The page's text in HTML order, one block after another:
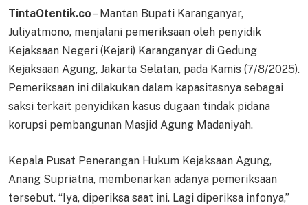
TintaOtentik.co – Mantan Bupati Karanganyar,
Juliyatmono, menjalani pemeriksaan oleh penyidik
Kejaksaan Negeri (Kejari) Karanganyar di Gedung
Kejaksaan Agung, Jakarta Selatan, pada Kamis (7/8/2025).
Pemeriksaan ini dilakukan dalam kapasitasnya sebagai
saksi terkait penyidikan kasus dugaan tindak pidana
korupsi pembangunan Masjid Agung Madaniyah.
Kepala Pusat Penerangan Hukum Kejaksaan Agung,
Anang Supriatna, membenarkan adanya pemeriksaan
tersebut. “Iya, diperiksa saat ini. Lagi diperiksa infonya,”